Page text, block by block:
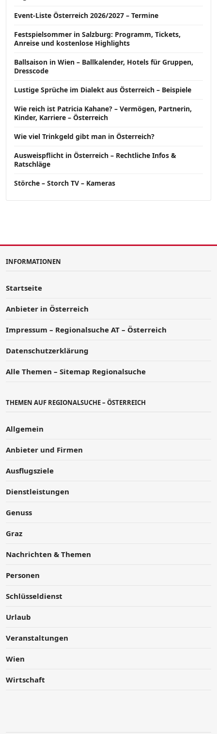
Event-Liste Österreich 2026/2027 – Termine
Festspielsommer in Salzburg: Programm, Tickets,
Anreise und kostenlose Highlights
Ballsaison in Wien – Ballkalender, Hotels für Gruppen,
Dresscode
Lustige Sprüche im Dialekt aus Österreich – Beispiele
Wie reich ist Patricia Kahane? – Vermögen, Partnerin,
Kinder, Karriere – Österreich
Wie viel Trinkgeld gibt man in Österreich?
Ausweispflicht in Österreich – Rechtliche Infos &
Ratschläge
Störche – Storch TV – Kameras
INFORMATIONEN
Startseite
Anbieter in Österreich
Impressum – Regionalsuche AT – Österreich
Datenschutzerklärung
Alle Themen – Sitemap Regionalsuche
THEMEN AUF REGIONALSUCHE – ÖSTERREICH
Allgemein
Anbieter und Firmen
Ausflugsziele
Dienstleistungen
Genuss
Graz
Nachrichten & Themen
Personen
Schlüsseldienst
Urlaub
Veranstaltungen
Wien
Wirtschaft